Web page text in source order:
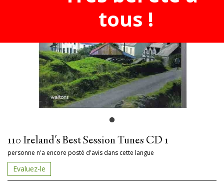
tous !
110 Ireland's Best Session Tunes CD 1
personne n'a encore posté d'avis dans cette langue
Evaluez-le